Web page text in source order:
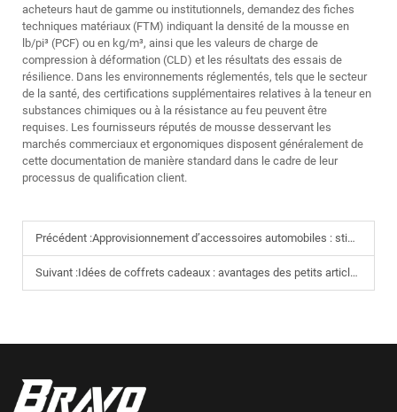
acheteurs haut de gamme ou institutionnels, demandez des fiches
techniques matériaux (FTM) indiquant la densité de la mousse en
lb/pi³ (PCF) ou en kg/m³, ainsi que les valeurs de charge de
compression à déformation (CLD) et les résultats des essais de
résilience. Dans les environnements réglementés, tels que le secteur
de la santé, des certifications supplémentaires relatives à la teneur en
substances chimiques ou à la résistance au feu peuvent être
requises. Les fournisseurs réputés de mousse desservant les
marchés commerciaux et ergonomiques disposent généralement de
cette documentation de manière standard dans le cadre de leur
processus de qualification client.
Précédent :Approvisionnement d’accessoires automobiles : stimulez les ventes de votre boutique avec des coussins automobiles en mousse à mémoire de forme
Suivant :Idées de coffrets cadeaux : avantages des petits articles en mousse à mémoire de forme vendus en lot